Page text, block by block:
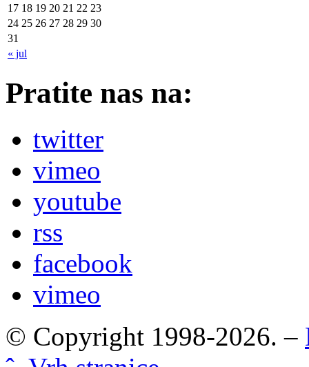
« jul
17 18 19 20 21 22 23
24 25 26 27 28 29 30
31
Pratite nas na:
twitter
vimeo
youtube
rss
facebook
vimeo
© Copyright 1998-2026. –